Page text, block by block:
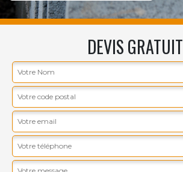
DEVIS GRATUIT